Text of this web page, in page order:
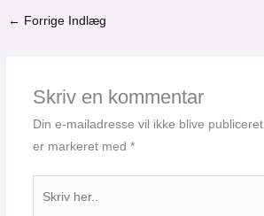
← Forrige Indlæg
Skriv en kommentar
Din e-mailadresse vil ikke blive publiceret.
er markeret med *